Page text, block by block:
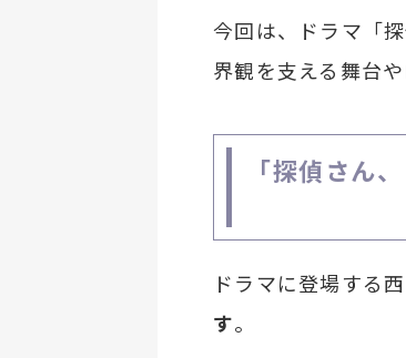
今回は、ドラマ「
界観を支える舞台
「探偵さん
ドラマに登場する
す。